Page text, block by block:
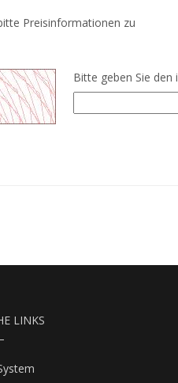
Preisinformationen zu
Bitte geben Sie den
LINKS